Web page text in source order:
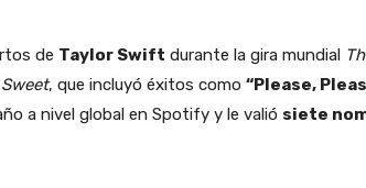
de Taylor Swift durante la gira mundial
, que incluyó éxitos como “Please,
a nivel global en Spotify y le valió siete